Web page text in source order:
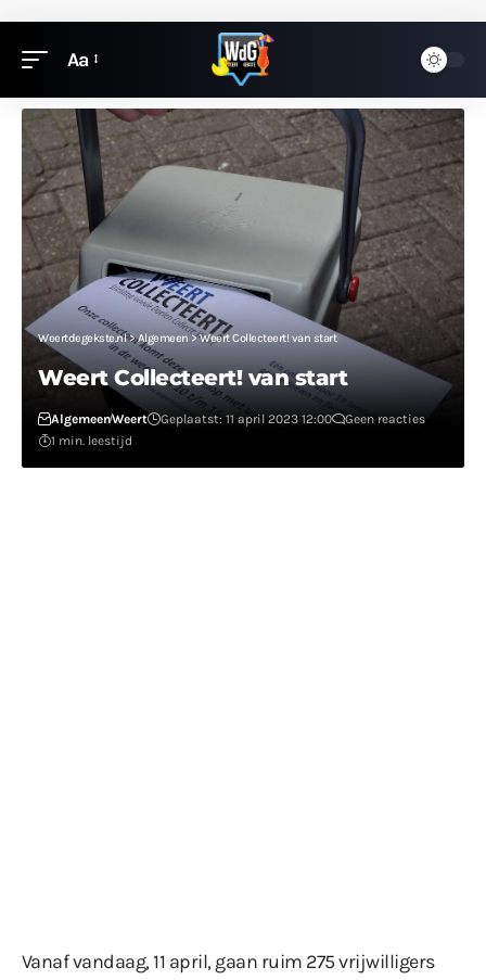
Aa
Weertdegekste.nl>Algemeen>Weert Collecteert! van start
Weert Collecteert! van start
AlgemeenWeert Geplaatst: 11 april 2023 12:00
Geen reacties
1 min. leestijd
Vanaf vandaag, 11 april, gaan ruim 275 vrijwilligers